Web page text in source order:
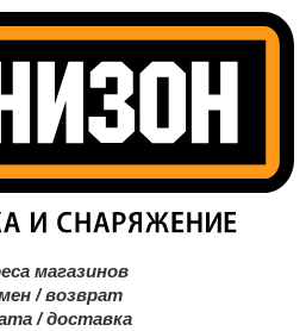
магазинов
/ возврат
/ доставка